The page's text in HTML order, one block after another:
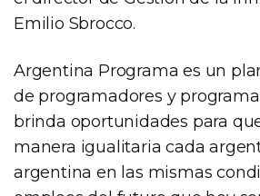
Emilio Sbrocco.
Argentina Programa es un
de programadores y
brinda oportunidades para
manera igualitaria cada
argentina en las mismas